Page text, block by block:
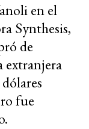
en el
Synthesis,
de
extranjera
fue